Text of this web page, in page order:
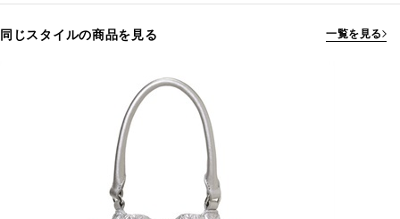
同じスタイルの商品を見る 一覧を見る